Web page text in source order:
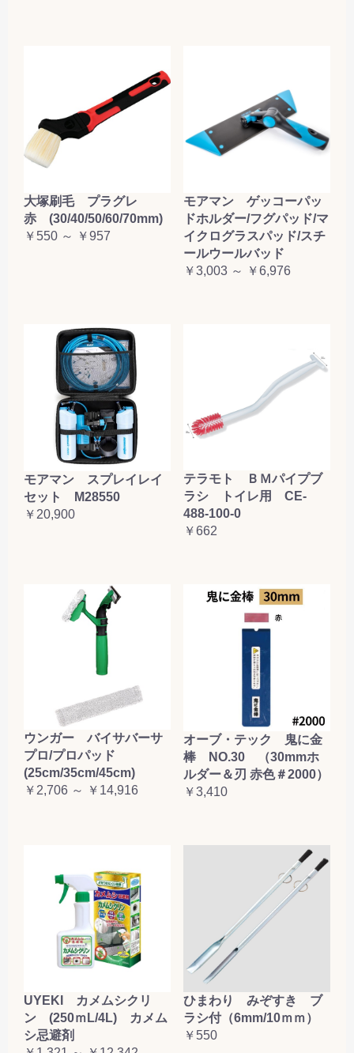
大塚刷毛 プラグレ
赤 (30/40/50/60/70mm)
￥550 ～ ￥957
モアマン ゲッコーパッ
ドホルダー/フグパッド/マ
イクログラスパッド/スチ
ールウールバッド
￥3,003 ～ ￥6,976
モアマン スプレイレイ
セット M28550
￥20,900
テラモト ＢＭパイプブ
ラシ トイレ用 CE-
488-100-0
￥662
ウンガー バイサバーサ
プロ/プロパッド
(25cm/35cm/45cm)
￥2,706 ～ ￥14,916
オーブ・テック 鬼に金
棒 NO.30 （30mmホ
ルダー＆刃 赤色＃2000）
￥3,410
UYEKI カメムシクリ
ン (250ｍL/4L) カメム
シ忌避剤
ひまわり みぞすき ブ
ラシ付（6mm/10ｍｍ）
￥550